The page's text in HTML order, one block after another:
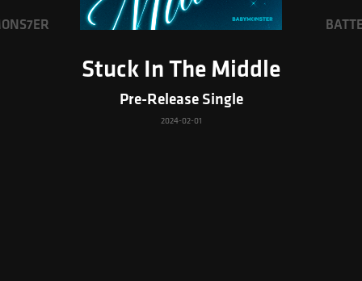
Stuck In The Middle
Pre-Release Single
2024-02-01